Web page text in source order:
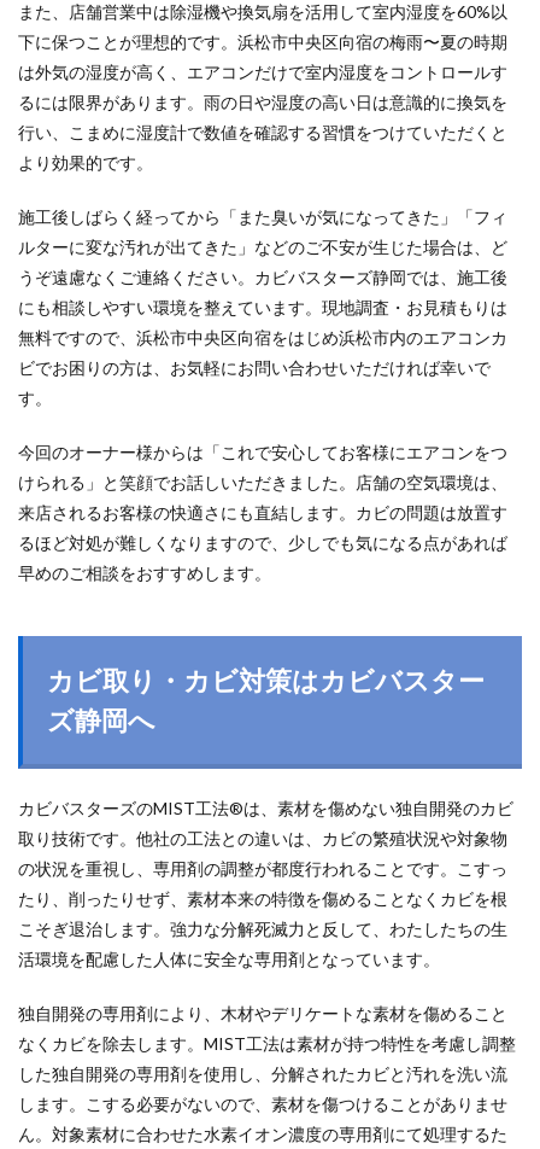
また、店舗営業中は除湿機や換気扇を活用して室内湿度を60%以
下に保つことが理想的です。浜松市中央区向宿の梅雨〜夏の時期
は外気の湿度が高く、エアコンだけで室内湿度をコントロールす
るには限界があります。雨の日や湿度の高い日は意識的に換気を
行い、こまめに湿度計で数値を確認する習慣をつけていただくと
より効果的です。
施工後しばらく経ってから「また臭いが気になってきた」「フィ
ルターに変な汚れが出てきた」などのご不安が生じた場合は、ど
うぞ遠慮なくご連絡ください。カビバスターズ静岡では、施工後
にも相談しやすい環境を整えています。現地調査・お見積もりは
無料ですので、浜松市中央区向宿をはじめ浜松市内のエアコンカ
ビでお困りの方は、お気軽にお問い合わせいただければ幸いで
す。
今回のオーナー様からは「これで安心してお客様にエアコンをつ
けられる」と笑顔でお話しいただきました。店舗の空気環境は、
来店されるお客様の快適さにも直結します。カビの問題は放置す
るほど対処が難しくなりますので、少しでも気になる点があれば
早めのご相談をおすすめします。
カビ取り・カビ対策はカビバスター
ズ静岡へ
カビバスターズのMIST工法®は、素材を傷めない独自開発のカビ
取り技術です。他社の工法との違いは、カビの繁殖状況や対象物
の状況を重視し、専用剤の調整が都度行われることです。こすっ
たり、削ったりせず、素材本来の特徴を傷めることなくカビを根
こそぎ退治します。強力な分解死滅力と反して、わたしたちの生
活環境を配慮した人体に安全な専用剤となっています。
独自開発の専用剤により、木材やデリケートな素材を傷めること
なくカビを除去します。MIST工法は素材が持つ特性を考慮し調整
した独自開発の専用剤を使用し、分解されたカビと汚れを洗い流
します。こする必要がないので、素材を傷つけることがありませ
ん。対象素材に合わせた水素イオン濃度の専用剤にて処理するた